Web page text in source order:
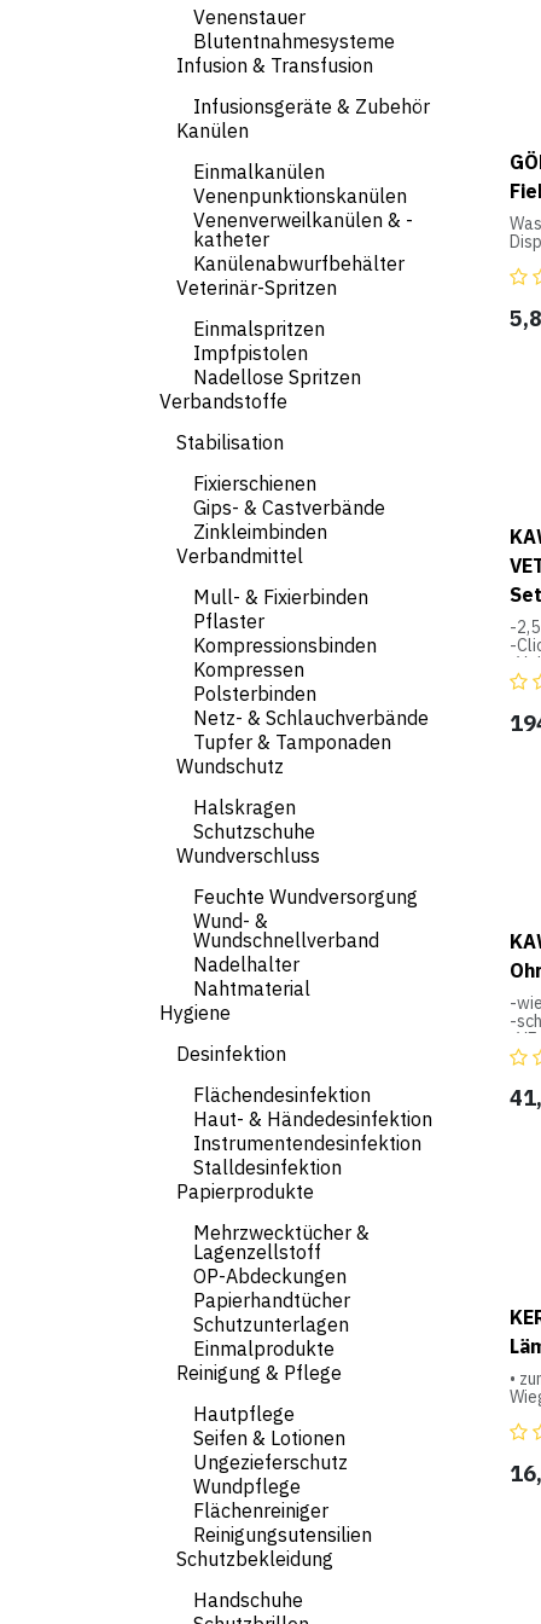
Venenstauer
Blutentnahmesysteme
Infusion & Transfusion
Infusionsgeräte & Zubehör
Kanülen
Einmalkanülen
Venenpunktionskanülen
Venenverweilkanülen & -
katheter
Kanülenabwurfbehälter
Veterinär-Spritzen
Einmalspritzen
Impfpistolen
Nadellose Spritzen
Verbandstoffe
Stabilisation
Fixierschienen
Gips- & Castverbände
Zinkleimbinden
Verbandmittel
Mull- & Fixierbinden
Pflaster
Kompressionsbinden
Kompressen
Polsterbinden
Netz- & Schlauchverbände
Tupfer & Tamponaden
Wundschutz
Halskragen
Schutzschuhe
Wundverschluss
Feuchte Wundversorgung
Wund- &
Wundschnellverband
Nadelhalter
Nahtmaterial
Hygiene
Desinfektion
Flächendesinfektion
Haut- & Händedesinfektion
Instrumentendesinfektion
Stalldesinfektion
Papierprodukte
Mehrzwecktücher &
Lagenzellstoff
OP-Abdeckungen
Papierhandtücher
Schutzunterlagen
Einmalprodukte
Reinigung & Pflege
Hautpflege
Seifen & Lotionen
Ungezieferschutz
Wundpflege
Flächenreiniger
Reinigungsutensilien
Schutzbekleidung
Handschuhe
Set
-
-
-
-2-
-
-
-3
mit
-
-
-
-für
für
•
•
•
•